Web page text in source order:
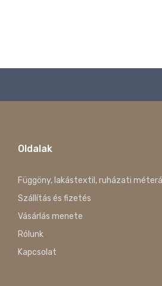
Oldalak
Függöny, lakástextil, ruházati
Szállítás és fizetés
Vásárlás menete
Rólunk
Kapcsolat